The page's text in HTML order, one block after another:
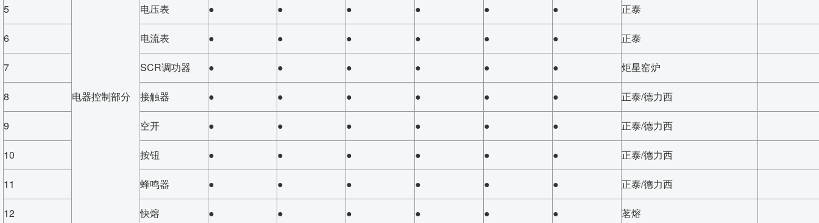
电器控制部分
5 电压表 ● ● ● ● ● ● 正泰
6 电流表 ● ● ● ● ● ● 正泰
7 SCR调功器 ● ● ● ● ● ● 炬星窑炉
8 接触器 ● ● ● ● ● ● 正泰/德力西
9 空开 ● ● ● ● ● ● 正泰/德力西
10 按钮 ● ● ● ● ● ● 正泰/德力西
11 蜂鸣器 ● ● ● ● ● ● 正泰/德力西
12 快熔 ● ● ● ● ● ● 茗熔